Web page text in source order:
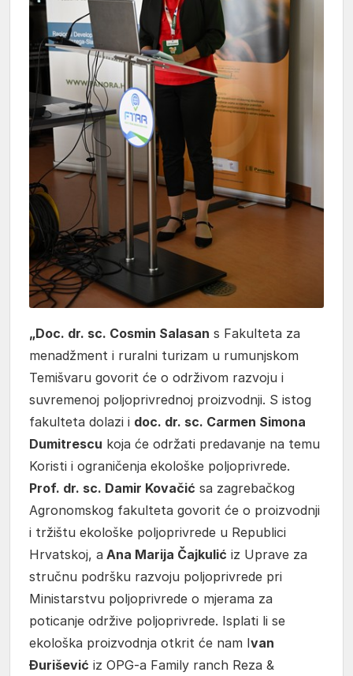
„Doc. dr. sc. Cosmin Salasan s Fakulteta za
menadžment i ruralni turizam u rumunjskom
Temišvaru govorit će o održivom razvoju i
suvremenoj poljoprivrednoj proizvodnji. S istog
fakulteta dolazi i doc. dr. sc. Carmen Simona
Dumitrescu koja će održati predavanje na temu
Koristi i ograničenja ekološke poljoprivrede.
Prof. dr. sc. Damir Kovačić sa zagrebačkog
Agronomskog fakulteta govorit će o proizvodnji
i tržištu ekološke poljoprivrede u Republici
Hrvatskoj, a Ana Marija Čajkulić iz Uprave za
stručnu podršku razvoju poljoprivrede pri
Ministarstvu poljoprivrede o mjerama za
poticanje održive poljoprivrede. Isplati li se
ekološka proizvodnja otkrit će nam Ivan
Đurišević iz OPG-a Family ranch Reza &